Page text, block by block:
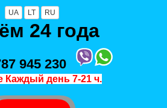
UA LT RU
24 года
945 230
Каждый день 7-21 ч.